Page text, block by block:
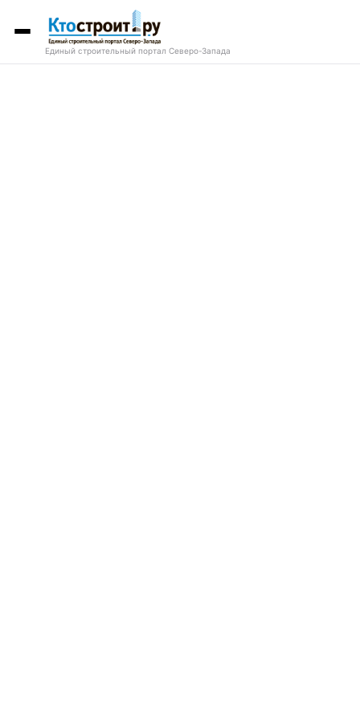
Единый строительный портал Северо-Запада